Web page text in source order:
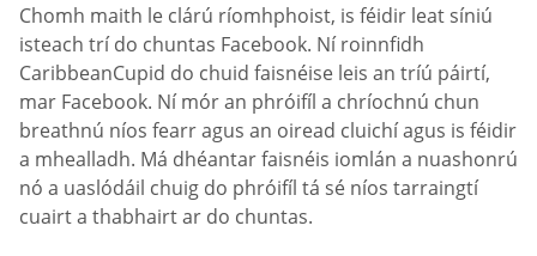
Chomh maith le clárú ríomhphoist, is féidir leat síniú
isteach trí do chuntas Facebook. Ní roinnfidh
CaribbeanCupid do chuid faisnéise leis an tríú páirtí,
mar Facebook. Ní mór an phróifíl a chríochnú chun
breathnú níos fearr agus an oiread cluichí agus is féidir
a mhealladh. Má dhéantar faisnéis iomlán a nuashonrú
nó a uaslódáil chuig do phróifíl tá sé níos tarraingtí
cuairt a thabhairt ar do chuntas.